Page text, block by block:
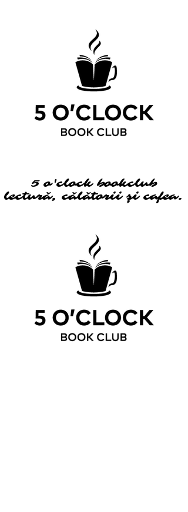
5 o'clock bookclub
lectură, călătorii și cafea.
5 o'clock bookclub
lectură, călătorii și cafea.